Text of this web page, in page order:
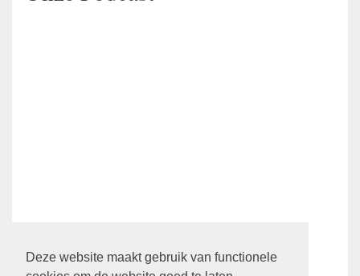
Deze website maakt gebruik van functionele
Ledenpagina